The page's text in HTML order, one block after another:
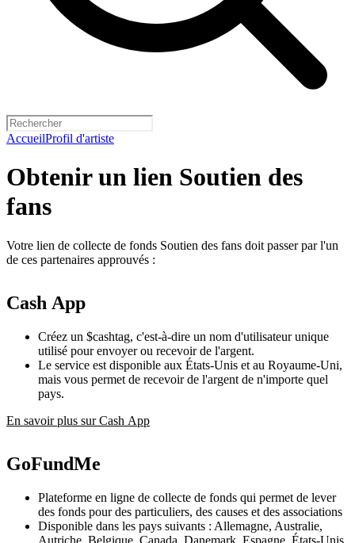
AccueilProfil d'artiste
Obtenir un lien Soutien des
fans
Votre lien de collecte de fonds Soutien des fans doit passer par l'un
de ces partenaires approuvés :
Cash App
Créez un $cashtag, c'est-à-dire un nom d'utilisateur unique
utilisé pour envoyer ou recevoir de l'argent.
Le service est disponible aux États-Unis et au Royaume-Uni,
mais vous permet de recevoir de l'argent de n'importe quel
pays.
En savoir plus sur Cash App
GoFundMe
Plateforme en ligne de collecte de fonds qui permet de lever
des fonds pour des particuliers, des causes et des associations
Disponible dans les pays suivants : Allemagne, Australie,
Autriche, Belgique, Canada, Danemark, Espagne, États-Unis,